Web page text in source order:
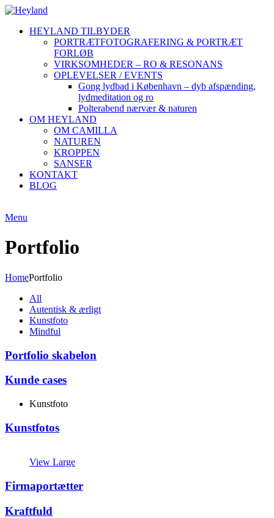
HEYLAND TILBYDER
PORTRÆTFOTOGRAFERING & PORTRÆT
FORLØB
VIRKSOMHEDER – RO & RESONANS
OPLEVELSER / EVENTS
Gong lydbad i København – dyb afspænding,
lydmeditation og ro
Polterabend nærvær & naturen
OM HEYLAND
OM CAMILLA
NATUREN
KROPPEN
SANSER
KONTAKT
BLOG
Menu
Portfolio
HomePortfolio
All
Autentisk & ærligt
Kunstfoto
Mindful
Portfolio skabelon
Kunde cases
Kunstfoto
Kunstfotos
View Large
Firmaportætter
Kraftfuld